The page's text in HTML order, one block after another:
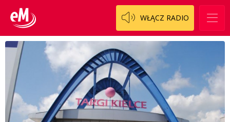
WŁĄCZ RADIO